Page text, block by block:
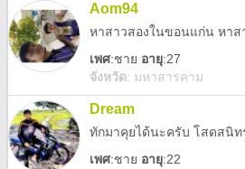
Aom94
หาสาวสองในขอนแก่น หาส
เพศ:ชาย อายุ:27
จังหวัด: มหาสารคาม
Dream
ทักมาคุยได้นะครับ โสดสนิท
เพศ:ชาย อายุ:22